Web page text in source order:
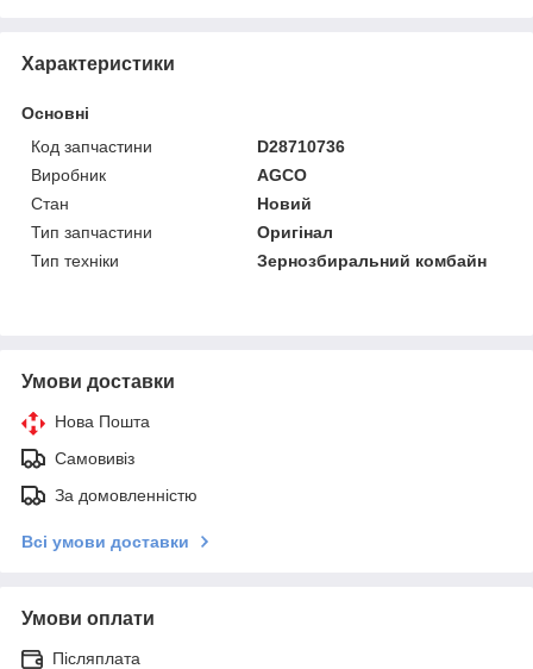
Характеристики
Основні
Код запчастини
D28710736
Виробник
AGCO
Стан
Новий
Тип запчастини
Оригінал
Тип техніки
Зернозбиральний комбайн
Умови доставки
Нова Пошта
Самовивіз
За домовленністю
Всі умови доставки
Умови оплати
Післяплата